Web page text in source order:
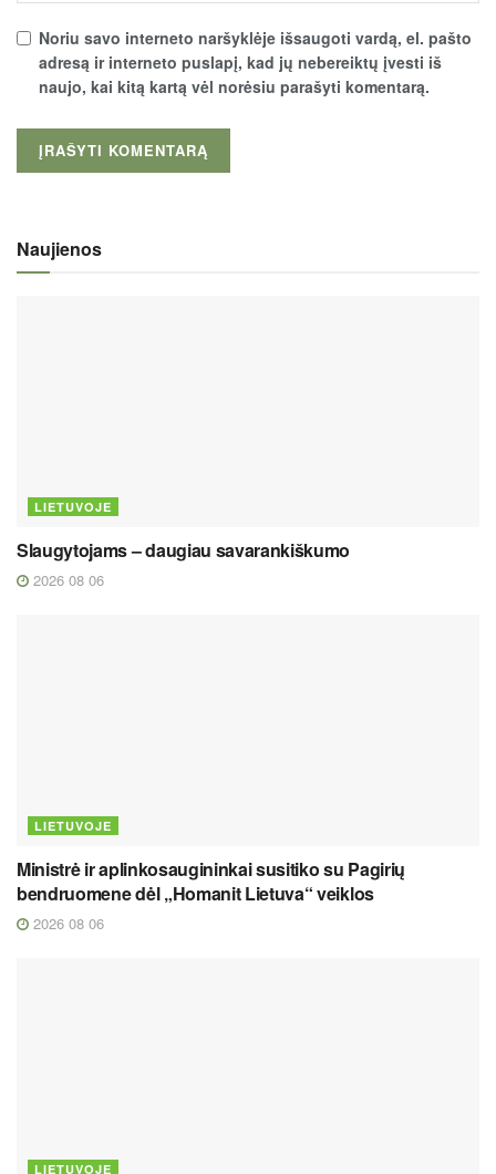
Noriu savo interneto naršyklėje išsaugoti vardą, el. pašto
adresą ir interneto puslapį, kad jų nebereiktų įvesti iš
naujo, kai kitą kartą vėl norėsiu parašyti komentarą.
Naujienos
LIETUVOJE
Slaugytojams – daugiau savarankiškumo
2026 08 06
LIETUVOJE
Ministrė ir aplinkosaugininkai susitiko su Pagirių
bendruomene dėl „Homanit Lietuva“ veiklos
2026 08 06
LIETUVOJE